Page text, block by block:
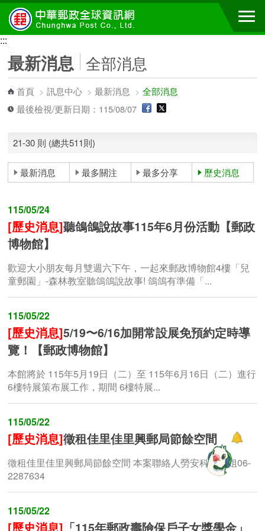
跳到主要內容區塊
:::
最新消息 全部消息
首頁 >訊息中心 >最新消息 >全部消息
最後檢視/更新日期：115/08/07
21-30 則 (總共511則)
最新消息 最多關注 最多分享 歷史消息
115/05/24
[歷史消息]聽鴿鴿說故事115年6月份活動【郵政
博物館】
歡迎大小朋友每月雙週六下午，一起來郵政博物館4樓「兒
童郵園」-森林教室聽鴿鴿說故事! 鴿鴿有準備「...
115/05/22
[歷史消息]5/19〜6/16加開常設展免預約定時導
覽！【郵政博物館】
本館將於 115年5月19日（二）至 115年6月16日（二）進行
6樓特展策布展工作，期間 6樓特展...
115/05/22
[歷史消息]徵租佳里佳里興郵局節餘空間
徵租佳里佳里興郵局節餘空間 本案聯絡人勞安科蔡小姐06-
2287634
115/05/22
[歷史消息] 「115年郵政壽險保戶子女獎學金」